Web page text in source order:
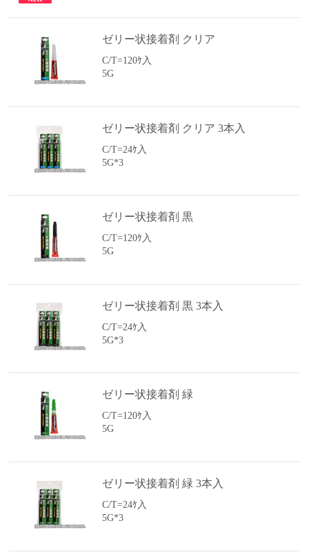
ゼリー状接着剤 クリア
C/T=120ｹ入
5G
ゼリー状接着剤 クリア 3本入
C/T=24ｹ入
5G*3
ゼリー状接着剤 黒
C/T=120ｹ入
5G
ゼリー状接着剤 黒 3本入
C/T=24ｹ入
5G*3
ゼリー状接着剤 緑
C/T=120ｹ入
5G
ゼリー状接着剤 緑 3本入
C/T=24ｹ入
5G*3